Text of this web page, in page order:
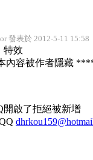
發表於 2012-5-11 15:58
特效
內容被作者隱藏
開啟了拒絕被新增